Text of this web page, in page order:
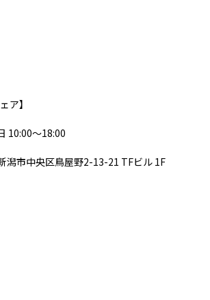
ア】
10:00～18:00
潟市中央区鳥屋野2-13-21 TFビル 1F